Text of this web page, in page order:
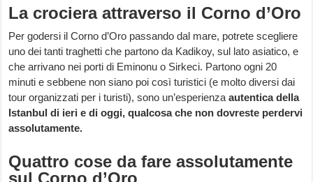
La crociera attraverso il Corno d’Oro
Per godersi il Corno d’Oro passando dal mare, potrete scegliere
uno dei tanti traghetti che partono da Kadikoy, sul lato asiatico, e
che arrivano nei porti di Eminonu o Sirkeci. Partono ogni 20
minuti e sebbene non siano poi così turistici (e molto diversi dai
tour organizzati per i turisti), sono un’esperienzaautentica della
Istanbul di ieri e di oggi, qualcosa che non dovreste perdervi
assolutamente.
Quattro cose da fare assolutamente